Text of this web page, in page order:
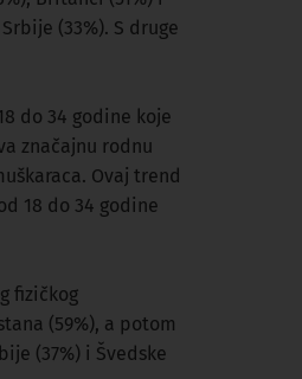
(33%). S druge
do 34 godine koje
značajnu rodnu
Ovaj trend
18 do 34 godine
fizičkog
(59%), a potom
(37%) i Švedske